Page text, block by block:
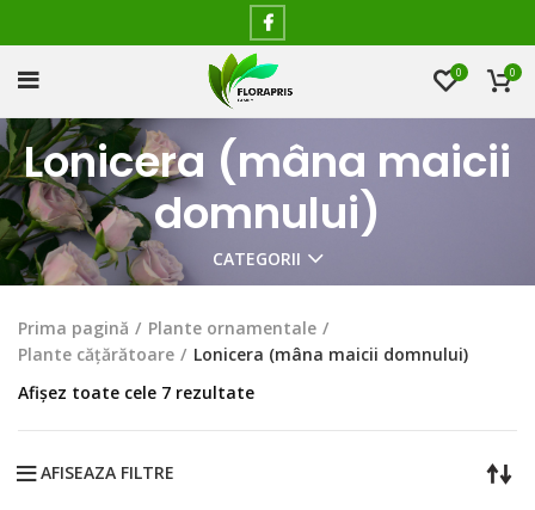
0 0
Lonicera (mâna maicii
domnului)
CATEGORII
Prima pagină
Plante ornamentale
Plante cățărătoare
Lonicera (mâna maicii domnului)
Afișez toate cele 7 rezultate
AFISEAZA FILTRE